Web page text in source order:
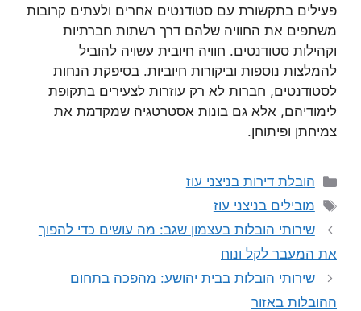
פעילים בתקשורת עם סטודנטים אחרים ולעתים קרובות
משתפים את החוויה שלהם דרך רשתות חברתיות
וקהילות סטודנטים. חוויה חיובית עשויה להוביל
להמלצות נוספות וביקורות חיוביות. בסיפקת הנחות
לסטודנטים, חברות לא רק עוזרות לצעירים בתקופת
לימודיהם, אלא גם בונות אסטרטגיה שמקדמת את
צמיחתן ופיתוחן.
קטגוריות
הובלת דירות בניצני עוז
תגיות
מובילים בניצני עוז
שירותי הובלות בעצמון שגב: מה עושים כדי להפוך
את המעבר לקל ונוח
שירותי הובלות בבית יהושע: מהפכה בתחום
ההובלות באזור